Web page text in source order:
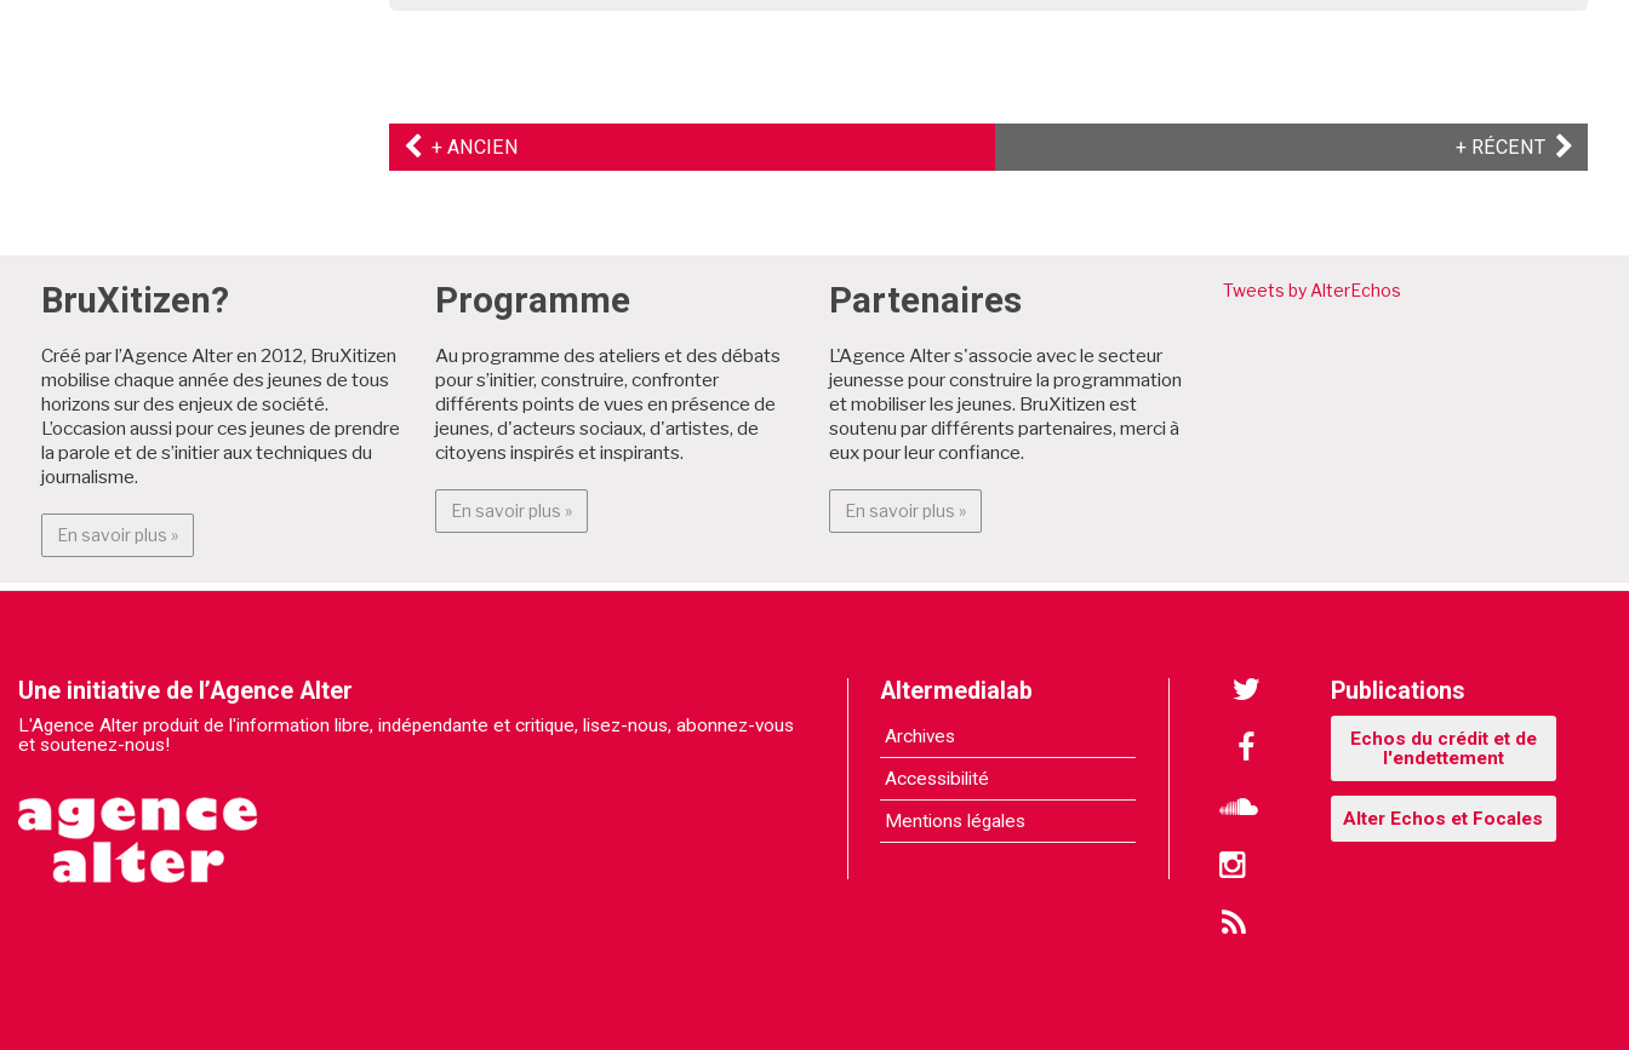
+ ANCIENARTICLE
PRÉCÉDENT
+ RÉCENTARTICLE
SUIVANT
BruXitizen?
Créé par l’Agence Alter en 2012, BruXitizen
mobilise chaque année des jeunes de tous
horizons sur des enjeux de société.
L’occasion aussi pour ces jeunes de prendre
la parole et de s’initier aux techniques du
journalisme.
En savoir plus »En savoir plus : BruXitizen?
Programme
Au programme des ateliers et des débats
pour s’initier, construire, confronter
différents points de vues en présence de
jeunes, d'acteurs sociaux, d'artistes, de
citoyens inspirés et inspirants.
En savoir plus »En savoir plus : Programme
Partenaires
L'Agence Alter s'associe avec le secteur
jeunesse pour construire la programmation
et mobiliser les jeunes. BruXitizen est
soutenu par différents partenaires, merci à
eux pour leur confiance.
En savoir plus »En savoir plus : Partenaires
Tweets by AlterEchos
Une initiative de l’Agence Alter
L'Agence Alter produit de l'information libre, indépendante et critique, lisez-nous, abonnez-vous
et soutenez-nous!
Altermedialab
Archives
Accessibilité
Mentions légales
Instagram
Publications
Echos du crédit et de
l'endettement
Alter Echos et Focales